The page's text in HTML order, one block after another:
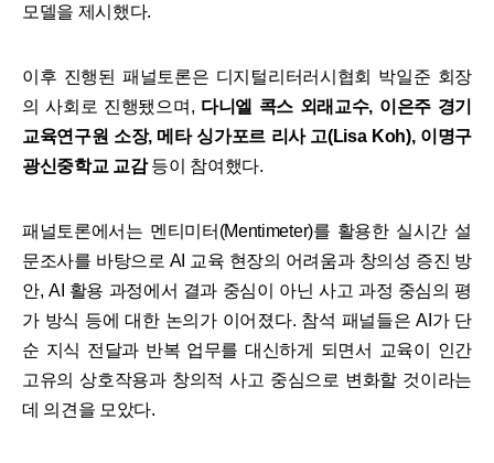
모델을 제시했다.
​이후 진행된 패널토론은 디지털리터러시협회 박일준 회장
의 사회로 진행됐으며, 다니엘 콕스 외래교수, 이은주 경기
교육연구원 소장, 메타 싱가포르 리사 고(Lisa Koh), 이명구
광신중학교 교감등이 참여했다.
​패널토론에서는 멘티미터(Mentimeter)를 활용한 실시간 설
문조사를 바탕으로 AI 교육 현장의 어려움과 창의성 증진 방
안, AI 활용 과정에서 결과 중심이 아닌 사고 과정 중심의 평
가 방식 등에 대한 논의가 이어졌다. 참석 패널들은 AI가 단
순 지식 전달과 반복 업무를 대신하게 되면서 교육이 인간
고유의 상호작용과 창의적 사고 중심으로 변화할 것이라는
데 의견을 모았다.